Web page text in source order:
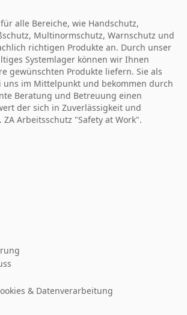
alle Bereiche, wie Handschutz,
Multinormschutz, Warnschutz und
richtigen Produkte an. Durch unser
Systemlager können wir Ihnen
gewünschten Produkte liefern. Sie als
uns im Mittelpunkt und bekommen durch
Beratung und Betreuung einen
der sich in Zuverlässigkeit und
Arbeitsschutz "Safety at Work".
& Datenverarbeitung